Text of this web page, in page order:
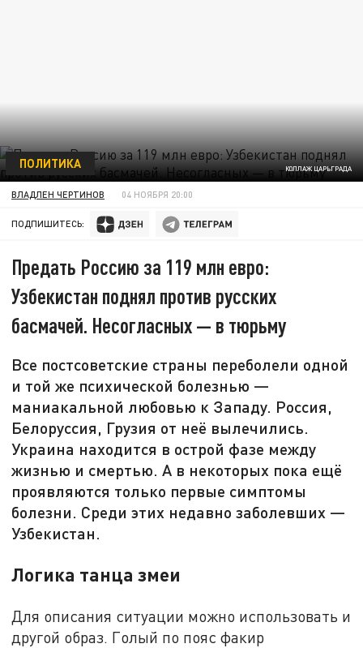
КОЛЛАЖ ЦАРЬГРАДА
ПОЛИТИКА
ВЛАДЛЕН ЧЕРТИНОВ 04 НОЯБРЯ 20:00
ПОДПИШИТЕСЬ:
Предать Россию за 119 млн евро:
Узбекистан поднял против русских
басмачей. Несогласных — в тюрьму
Все постсоветские страны переболели одной
и той же психической болезнью —
маниакальной любовью к Западу. Россия,
Белоруссия, Грузия от неё вылечились.
Украина находится в острой фазе между
жизнью и смертью. А в некоторых пока ещё
проявляются только первые симптомы
болезни. Среди этих недавно заболевших —
Узбекистан.
Логика танца змеи
Для описания ситуации можно использовать и
другой образ. Голый по пояс факир